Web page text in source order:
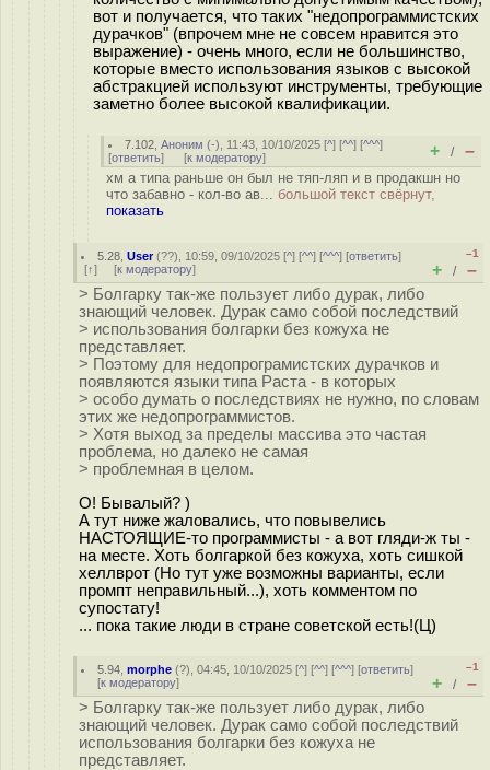
вот и получается, что таких "недопрограммистских
дурачков" (впрочем мне не совсем нравится это
выражение) - очень много, если не большинство,
которые вместо использования языков с высокой
абстракцией используют инструменты, требующие
заметно более высокой квалификации.
7.102 ,Аноним (-), 11:43, 10/10/2025 [^] [^^] [^^^]
[ответить] [к модератору] + / –
хм а типа раньше он был не тяп-ляп и в продакшн но
что забавно - кол-во ав... большой текст свёрнут,
показать
5.28 ,User(??), 10:59, 09/10/2025 [^] [^^] [^^^] [ответить]
[↑] [к модератору]
–1
+ / –
> Болгарку так-же пользует либо дурак, либо
знающий человек. Дурак само собой последствий
> использования болгарки без кожуха не
представляет.
> Поэтому для недопрограмистских дурачков и
появляются языки типа Раста - в которых
> особо думать о последствиях не нужно, по словам
этих же недопрограммистов.
> Хотя выход за пределы массива это частая
проблема, но далеко не самая
> проблемная в целом.
О! Бывалый? )
А тут ниже жаловались, что повывелись
НАСТОЯЩИЕ-то программисты - а вот гляди-ж ты -
на месте. Хоть болгаркой без кожуха, хоть сишкой
хеллврот (Но тут уже возможны варианты, если
промпт неправильный...), хоть комментом по
супостату!
... пока такие люди в стране советской есть!(Ц)
5.94 ,morphe (?), 04:45, 10/10/2025 [^] [^^] [^^^] [ответить]
[к модератору]
–1
+ / –
> Болгарку так-же пользует либо дурак, либо
знающий человек. Дурак само собой последствий
использования болгарки без кожуха не
представляет.